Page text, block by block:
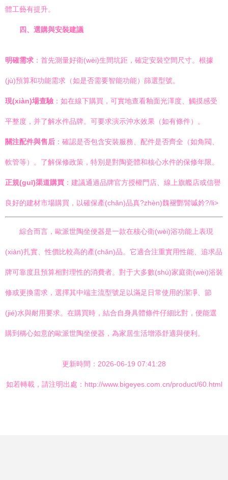
體工藝有提升。
四、選購與安裝建議
明確需求 ：首先測量好衛(wèi)生間坑距，確定安裝空間尺寸。根據
(jù)預算和功能需求（如是否需要智能功能）篩選型號。
現(xiàn)場查驗 ：如在線下購買，可實地查看釉面光澤度、觸摸感受
平整度，并了解水件品牌。可要求演示沖水效果（如有條件）。
關注配件與售后 ：確認是否包含安裝服務、配件是否齊全（如角閥、
軟管等）。了解保修政策，特別是對陶瓷體和核心水件的保修年限。
正規(guī)渠道購買 ：建議通過品牌官方授權門店、線上旗艦店或信譽
良好的建材市場購買，以確保產(chǎn)品真?zhèn)魏褪酆髾嘁妗?/li>
綜合而言，歐派世陶坐便器是一款在核心衛(wèi)浴功能上表現
(xiàn)扎實、性價比較高的產(chǎn)品。它適合注重實用性能、追求品
牌可靠度且預算相對理性的消費者。對于大多數(shù)家庭衛(wèi)浴裝
修或更換需求，選擇其中端主流型號足以滿足日常使用的潔凈、節
(jié)水與耐用要求。在購買時，結合自身具體條件仔細比對，便能選
購到稱心如意的歐派世陶坐便器，為家居生活增添舒適與便利。
更新時間：2026-06-19 07:41:28
如若轉載，請注明出處：http://www.bigeyes.com.cn/product/60.html